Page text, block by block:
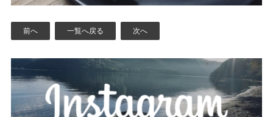
前へ 一覧へ戻る 次へ